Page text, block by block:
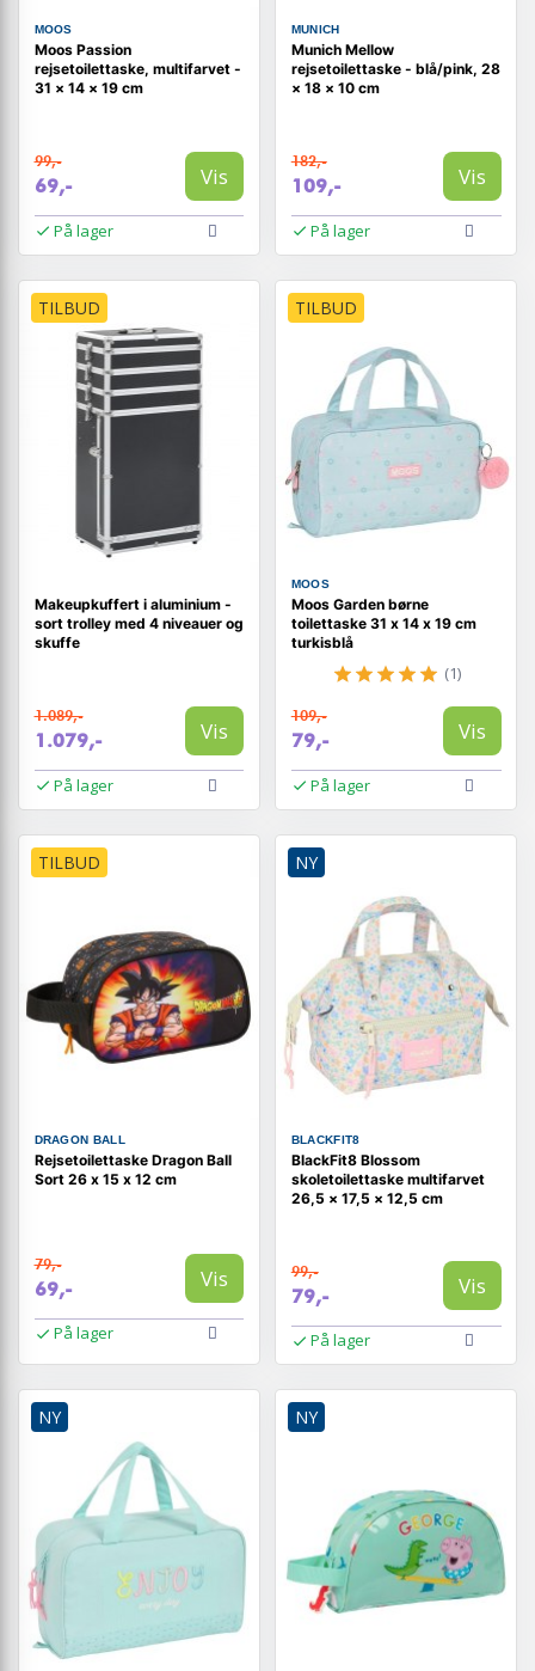
MOOS
Moos Passion
rejsetoilettaske, multifarvet -
31 × 14 × 19 cm
99,-
69,- Vis
På lager
MUNICH
Munich Mellow
rejsetoilettaske - blå/pink, 28
× 18 × 10 cm
182,-
109,- Vis
På lager
TILBUD
Makeupkuffert i aluminium -
sort trolley med 4 niveauer og
skuffe
1.089,-
1.079,- Vis
På lager
TILBUD
MOOS
Moos Garden børne
toilettaske 31 x 14 x 19 cm
turkisblå
(1)
109,-
79,- Vis
På lager
TILBUD
DRAGON BALL
Rejsetoilettaske Dragon Ball
Sort 26 x 15 x 12 cm
79,-
69,- Vis
På lager
NY
BLACKFIT8
BlackFit8 Blossom
skoletoilettaske multifarvet
26,5 × 17,5 × 12,5 cm
99,-
79,- Vis
På lager
NY NY